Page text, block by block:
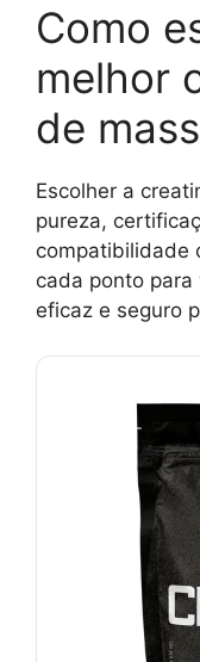
Como
melhor
de
Escolher a
pureza,
compatibilidade
cada ponto
eficaz e seguro